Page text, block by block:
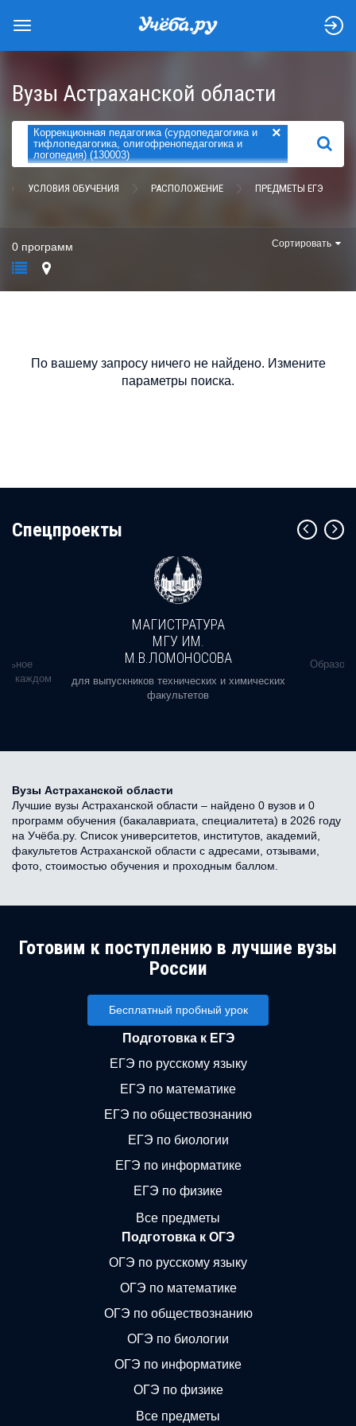
Вузы Астраханской области
Коррекционная педагогика (сурдопедагогика и
тифлопедагогика, олигофренопедагогика и
логопедия) (130003)
×
НАЙТИ
УСЛОВИЯ ОБУЧЕНИЯ РАСПОЛОЖЕНИЕ ПРЕДМЕТЫ ЕГЭ
0 программ Сортировать
По вашему запросу ничего не найдено. Измените
параметры поиска.
Cпецпроекты
в каждом
МАГИСТРАТУРА
МГУ ИМ.
М.В.ЛОМОНОСОВА
для выпускников технических и химических
факультетов
Вузы Астраханской области
Лучшие вузы Астраханской области – найдено 0 вузов и 0
программ обучения (бакалавриата, специалитета) в 2026 году
на Учёба.ру. Список университетов, институтов, академий,
факультетов Астраханской области с адресами, отзывами,
фото, стоимостью обучения и проходным баллом.
Готовим к поступлению в лучшие вузы
России
Бесплатный пробный урок
Подготовка к ЕГЭ
ЕГЭ по русскому языку
ЕГЭ по математике
ЕГЭ по обществознанию
ЕГЭ по биологии
ЕГЭ по информатике
ЕГЭ по физике
Все предметы
Подготовка к ОГЭ
ОГЭ по русскому языку
ОГЭ по математике
ОГЭ по обществознанию
ОГЭ по биологии
ОГЭ по информатике
ОГЭ по физике
Все предметы